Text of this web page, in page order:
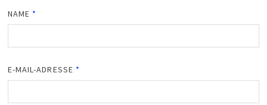
NAME *
E-MAIL-ADRESSE *